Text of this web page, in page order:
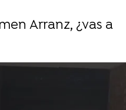
Arranz, ¿vas a